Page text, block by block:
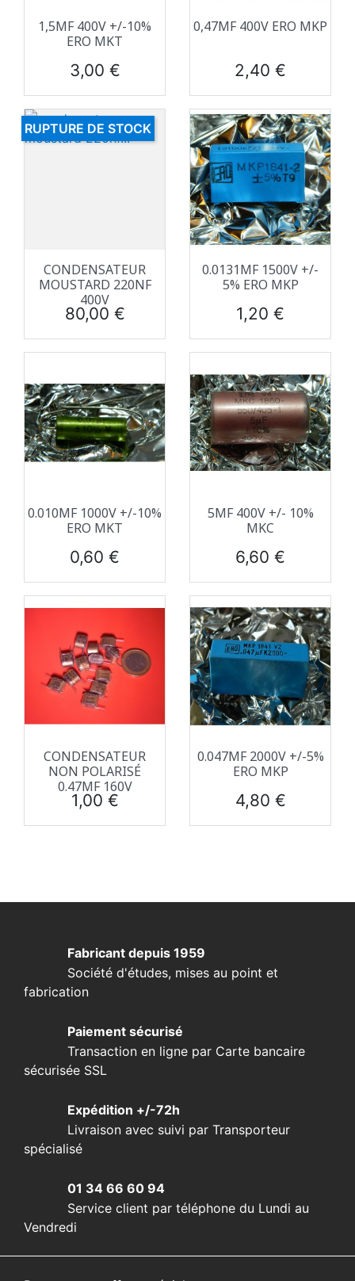
1,5ΜF 400V +/-10%
ERO MKT
Prix
3,00 €
0,47ΜF 400V ERO MKP
Prix
2,40 €
CONDENSATEUR
MOUSTARD 220NF
400V
Prix
80,00 €
RUPTURE DE STOCK
0.0131ΜF 1500V +/-
5% ERO MKP
Prix
1,20 €
0.010ΜF 1000V +/-10%
ERO MKT
Prix
0,60 €
5ΜF 400V +/- 10%
MKC
Prix
6,60 €
CONDENSATEUR
NON POLARISÉ
0.47ΜF 160V
Prix
1,00 €
0.047ΜF 2000V +/-5%
ERO MKP
Prix
4,80 €
Fabricant depuis 1959
Société d'études, mises au point et
fabrication
Paiement sécurisé
Transaction en ligne par Carte bancaire
sécurisée SSL
Expédition +/-72h
Livraison avec suivi par Transporteur
spécialisé
01 34 66 60 94
Service client par téléphone du Lundi au
Vendredi